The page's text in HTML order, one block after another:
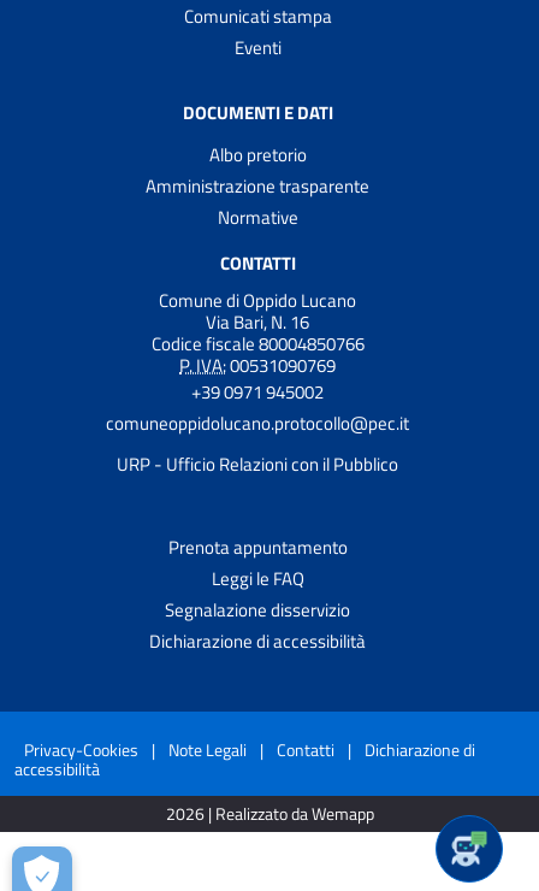
Comunicati stampa
Eventi
DOCUMENTI E DATI
Albo pretorio
Amministrazione trasparente
Normative
CONTATTI
Comune di Oppido Lucano
Via Bari, N. 16
Codice fiscale 80004850766
P. IVA:00531090769
+39 0971 945002
comuneoppidolucano.protocollo@pec.it
URP - Ufficio Relazioni con il Pubblico
Prenota appuntamento
Leggi le FAQ
Segnalazione disservizio
Dichiarazione di accessibilità
Privacy-Cookies | Note Legali | Contatti | Dichiarazione di
accessibilità
2026 | Realizzato da Wemapp